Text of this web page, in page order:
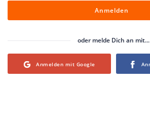
Anmelden
oder melde Dich an mit...
Login with Google